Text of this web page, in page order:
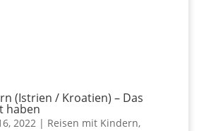
(Istrien / Kroatien) – Das
haben
2022 | Reisen mit Kindern,